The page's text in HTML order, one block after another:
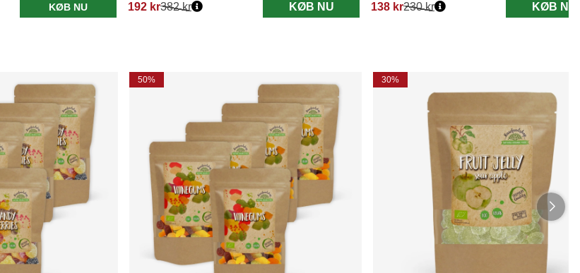
KØB NU 192 kr
Normalpris:
382 kr KØB NU 138 kr
Normalpris:
230 kr KØB NU
50% 30%